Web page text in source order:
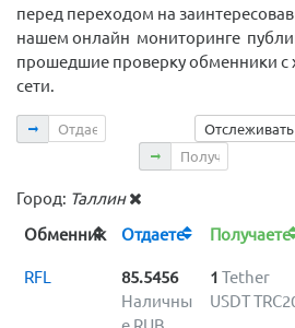
перед переходом на
нашем онлайн мониторинге
прошедшие проверку обменники с
сети.
Отслеживать
Отдаете
Получаете
Город: Таллин
Обменник
Отдаете
RFL
85.5456
Наличны
1 Tether
USDT